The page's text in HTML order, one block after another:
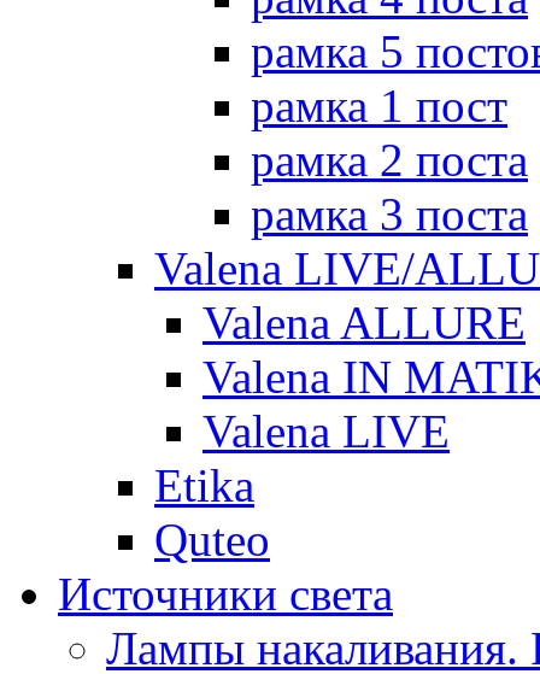
рамка 5
рамка 1 пост
рамка 2 поста
рамка 3 поста
Valena LIVE/
Valena ALLURE
Valena IN
Valena LIVE
Etika
Quteo
Источники света
Лампы